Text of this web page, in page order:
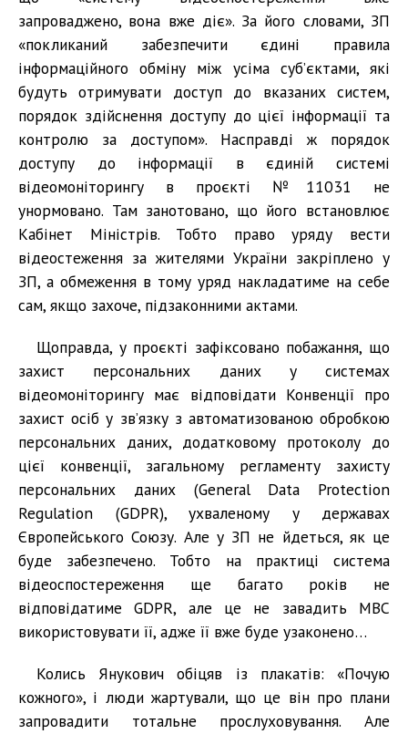
запроваджено, вона вже діє». За його словами, ЗП
«покликаний забезпечити єдині правила
інформаційного обміну між усіма суб’єктами, які
будуть отримувати доступ до вказаних систем,
порядок здійснення доступу до цієї інформації та
контролю за доступом». Насправді ж порядок
доступу до інформації в єдиній системі
відеомоніторингу в проєкті №11031 не
унормовано. Там занотовано, що його встановлює
Кабінет Міністрів. Тобто право уряду вести
відеостеження за жителями України закріплено у
ЗП, а обмеження в тому уряд накладатиме на себе
сам, якщо захоче, підзаконними актами.
Щоправда, у проєкті зафіксовано побажання, що
захист персональних даних у системах
відеомоніторингу має відповідати Конвенції про
захист осіб у зв’язку з автоматизованою обробкою
персональних даних, додатковому протоколу до
цієї конвенції, загальному регламенту захисту
персональних даних (General Data Protection
Regulation (GDPR), ухваленому у державах
Європейського Союзу. Але у ЗП не йдеться, як це
буде забезпечено. Тобто на практиці система
відеоспостереження ще багато років не
відповідатиме GDPR, але це не завадить МВС
використовувати її, адже її вже буде узаконено…
Колись Янукович обіцяв із плакатів: «Почую
кожного», і люди жартували, що це він про плани
запровадити тотальне прослуховування. Але